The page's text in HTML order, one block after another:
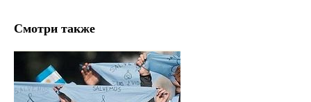
Смотри также